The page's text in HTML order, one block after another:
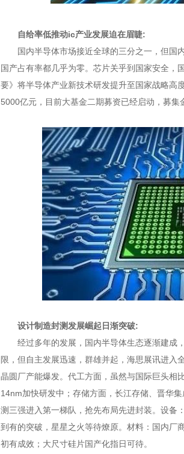
自给率低推动ic产业发展迫在眉睫:
国内半导体市场接近全球的三分之一，但国内
国产占有率都几乎为零。芯片关乎到国家安全，
要》将半导体产业新技术研发提升至国家战略高
5000亿元，目前大基金二期募资已经启动，募集
设计制造封测发展崛起日渐突破:
经过多年的发展，国内半导体生态逐渐建成
限，但自主发展迅速，群雄并起，海思展讯进入
晶圆厂产能爆发。代工方面，虽然与国际巨头相
14nm加快研发中；存储方面，长江存储、晋华
测三强进入第一梯队，抢先布局先进封装。设备
到有的突破，星星之火等待燎原。材料：国内厂
初有成效；大尺寸硅片国产化指日可待。